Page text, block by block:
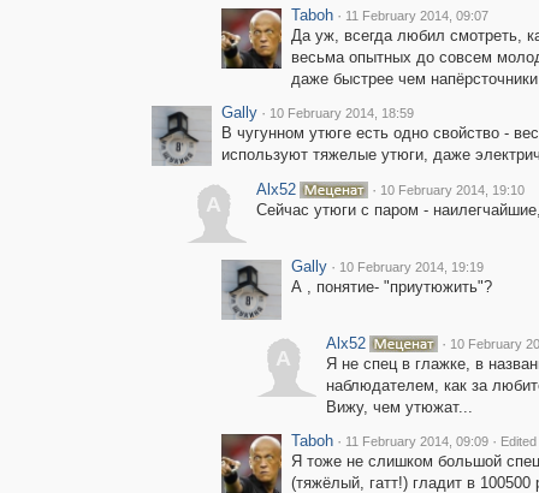
Taboh · 11 February 2014, 09:07
Да уж, всегда любил смотреть,
весьма опытных до совсем
даже быстрее чем
Gally · 10 February 2014, 18:59
В чугунном утюге есть одно свойство -
используют тяжелые утюги, даже
A
Alx52 · 10 February 2014, 19:10
Сейчас утюги с паром -
Gally · 10 February 2014, 19:19
А , понятие- "приутюжить"?
A
Alx52 · 10 February
Я не спец в глажке, в
наблюдателем, как за
Вижу, чем утюжат...
Taboh · 11 February 2014, 09:09 ·
Я тоже не слишком большой
(тяжёлый, гатт!) гладит в